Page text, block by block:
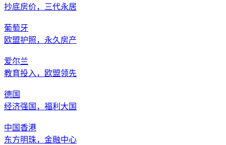
抄底房价，三代永居
葡萄牙
欧盟护照，永久房产
爱尔兰
教育投入，欧盟领先
德国
经济强国，福利大国
中国香港
东方明珠，金融中心